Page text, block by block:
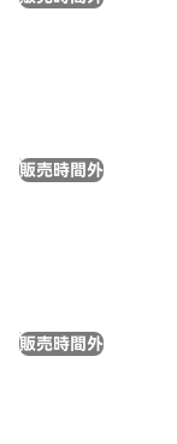
販売時間外
販売時間外